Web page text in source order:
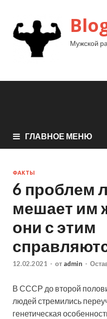
Мужской
ГЛАВНОЕ МЕНЮ
ФАКТЫ
6 проблем
мешает им
они с этим
12.02.2021 - от admin -
В СССР до второй
людей стремились
генетическая